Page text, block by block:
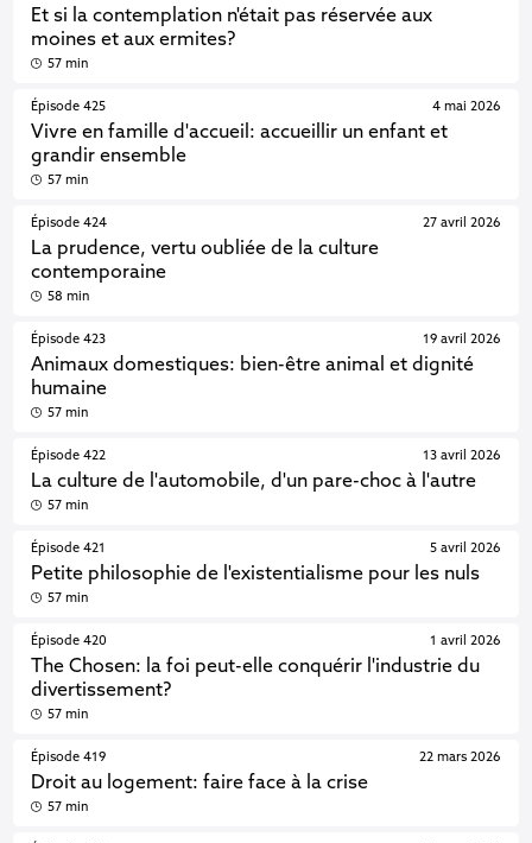
Et si la contemplation n'était pas réservée aux
moines et aux ermites?
57 min
Épisode 425
Vivre en famille d'accueil: accueillir un enfant et
grandir ensemble
4 mai 2026
57 min
Épisode 424
La prudence, vertu oubliée de la culture
contemporaine
27 avril 2026
58 min
Épisode 423
Animaux domestiques: bien-être animal et dignité
humaine
19 avril 2026
57 min
Épisode 422
La culture de l'automobile, d'un pare-choc à l'autre
13 avril 2026
57 min
Épisode 421
Petite philosophie de l'existentialisme pour les nuls
5 avril 2026
57 min
Épisode 420
The Chosen: la foi peut-elle conquérir l'industrie du
divertissement?
1 avril 2026
57 min
Épisode 419
Droit au logement: faire face à la crise
22 mars 2026
57 min